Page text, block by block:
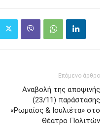
Επόμενο άρθρο
Αναβολή της αποψινής
(23/11) παράστασης
«Ρωμαίος & Ιουλιέτα» στο
Θέατρο Πολιτών